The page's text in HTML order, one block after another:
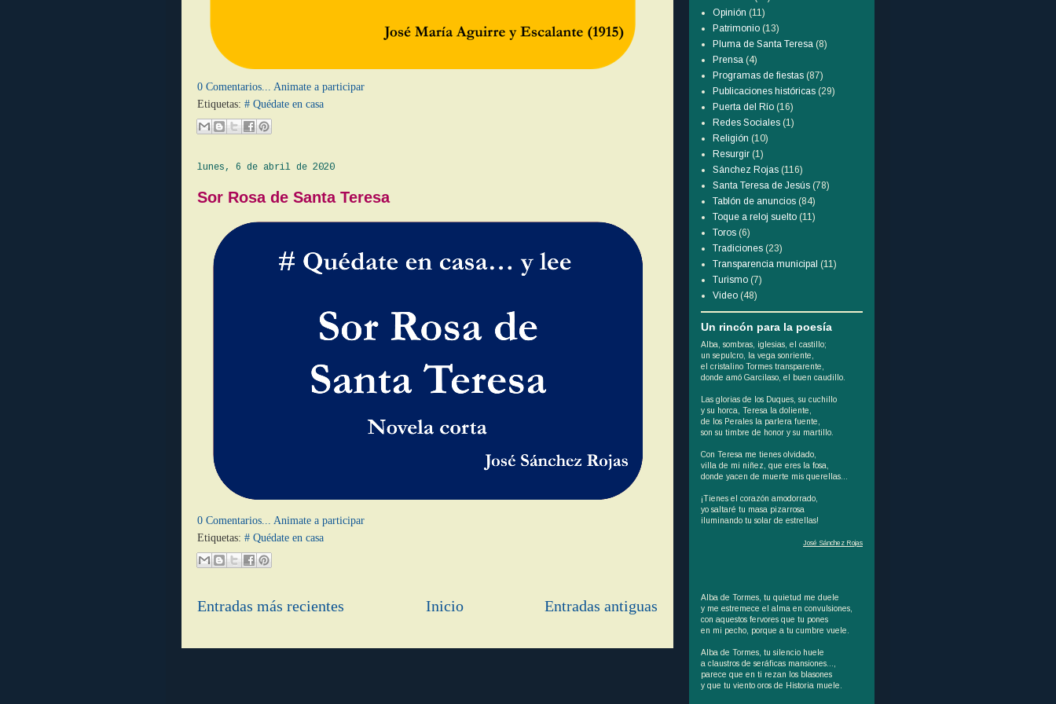
0 Comentarios... Animate a participar
Etiquetas: # Quédate en casa
lunes, 6 de abril de 2020
Sor Rosa de Santa Teresa
0 Comentarios... Animate a participar
Etiquetas: # Quédate en casa
Entradas más recientes Entradas antiguas
Inicio
Opinión (11)
Patrimonio (13)
Pluma de Santa Teresa (8)
Prensa (4)
Programas de fiestas (87)
Publicaciones históricas (29)
Puerta del Río (16)
Redes Sociales (1)
Religión (10)
Resurgir (1)
Sánchez Rojas (116)
Santa Teresa de Jesús (78)
Tablón de anuncios (84)
Toque a reloj suelto (11)
Toros (6)
Tradiciones (23)
Transparencia municipal (11)
Turismo (7)
Video (48)
Un rincón para la poesía
Alba, sombras, iglesias, el castillo;
un sepulcro, la vega sonriente,
el cristalino Tormes transparente,
donde amó Garcilaso, el buen caudillo.
Las glorias de los Duques, su cuchillo
y su horca, Teresa la doliente,
de los Perales la parlera fuente,
son su timbre de honor y su martillo.
Con Teresa me tienes olvidado,
villa de mi niñez, que eres la fosa,
donde yacen de muerte mis querellas...
¡Tienes el corazón amodorrado,
yo saltaré tu masa pizarrosa
iluminando tu solar de estrellas!
José Sánchez Rojas
Alba de Tormes, tu quietud me duele
y me estremece el alma en convulsiones,
con aquestos fervores que tu pones
en mi pecho, porque a tu cumbre vuele.
Alba de Tormes, tu silencio huele
a claustros de seráficas mansiones…,
parece que en ti rezan los blasones
y que tu viento oros de Historia muele.